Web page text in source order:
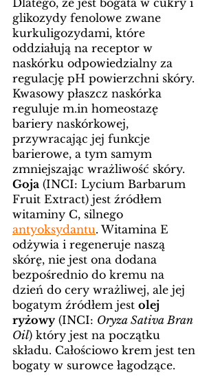
Dlatego, że jest bogata w cukry i
glikozydy fenolowe zwane
kurkuligozydami, które
oddziałują na receptor w
naskórku odpowiedzialny za
regulację pH powierzchni skóry.
Kwasowy płaszcz naskórka
reguluje m.in homeostazę
bariery naskórkowej,
przywracając jej funkcje
barierowe, a tym samym
zmniejszając wrażliwość skóry.
Goja (INCI: Lycium Barbarum
Fruit Extract) jest źródłem
witaminy C, silnego
antyoksydantu. Witamina E
odżywia i regeneruje naszą
skórę, nie jest ona dodana
bezpośrednio do kremu na
dzień do cery wrażliwej, ale jej
bogatym źródłem jest olej
ryżowy (INCI: Oryza Sativa Bran
Oil) który jest na początku
składu. Całościowo krem jest ten
bogaty w surowce łagodzące.